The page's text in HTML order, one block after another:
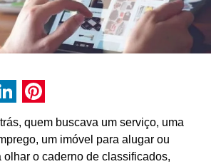
Pinterest
quem buscava um serviço, uma
um imóvel para alugar ou
olhar o caderno de classificados,